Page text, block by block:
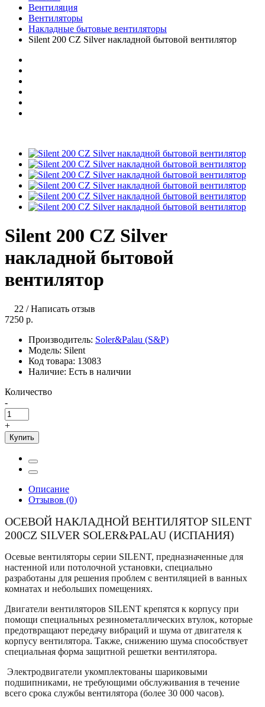
Вентиляция
Вентиляторы
Накладные бытовые вентиляторы
Silent 200 CZ Silver накладной бытовой вентилятор
Silent 200 CZ Silver
накладной бытовой
вентилятор
22 /Написать отзыв
7250 р.
Производитель: Soler&Palau (S&P)
Модель: Silent
Код товара: 13083
Наличие: Есть в наличии
Количество
-
+
Купить
Описание
Отзывов (0)
ОСЕВОЙ НАКЛАДНОЙ ВЕНТИЛЯТОР SILENT
200CZ SILVER SOLER&PALAU (ИСПАНИЯ)
Осевые вентиляторы серии SILENT, предназначенные для
настенной или потолочной установки, специально
разработаны для решения проблем с вентиляцией в ванных
комнатах и небольших помещениях.
Двигатели вентиляторов SILENT крепятся к корпусу при
помощи специальных резинометаллических втулок, которые
предотвращают передачу вибраций и шума от двигателя к
корпусу вентилятора. Также, снижению шума способствует
специальная форма защитной решетки вентилятора.
Электродвигатели укомплектованы шариковыми
подшипниками, не требующими обслуживания в течение
всего срока службы вентилятора (более 30 000 часов).